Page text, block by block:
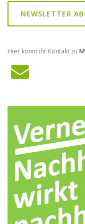
NEWSLETTER
Hier könnt ihr Kontakt zu